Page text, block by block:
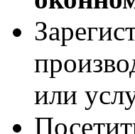
или